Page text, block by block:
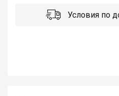
Условия по